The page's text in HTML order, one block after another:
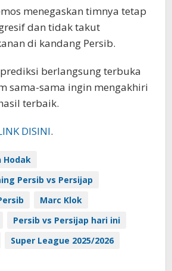
menegaskan timnya tetap
dan tidak takut
di kandang Persib.
berlangsung terbuka
sama-sama ingin mengakhiri
terbaik.
DISINI.
Hodak
Persib vs Persijap
Marc Klok
Persib vs Persijap hari ini
Super League 2025/2026